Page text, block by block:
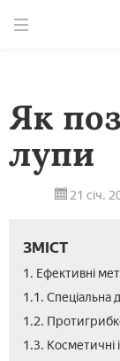
Як
лупи
21 січ.
ЗМІСТ
1. Ефективні
1.1. Спеціальна
1.2.
1.3. Косметичні